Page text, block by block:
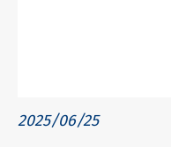
2025/06/25